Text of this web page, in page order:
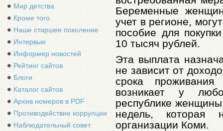
Мир детства
Кроме того
Наше старшее поколение
Интервью
Информер новостей
Рейтинг сайтов
Блоги
Каталог сайтов
Архив номеров в PDF
Противодействие коррупции
Наблюдательный совет
Беременные
учет в регионе,
пособие для
10 тысяч рублей.
Эта выплата
не зависит от
срока
возникает у
республике
недель, которая
организации Коми.